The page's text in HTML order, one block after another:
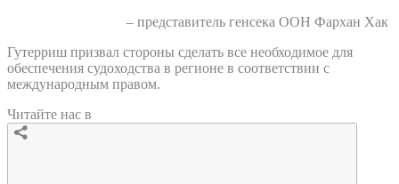
– представитель генсека ООН Фархан Хак
Гутерриш призвал стороны сделать все необходимое для
обеспечения судоходства в регионе в соответствии с
международным правом.
Читайте нас в